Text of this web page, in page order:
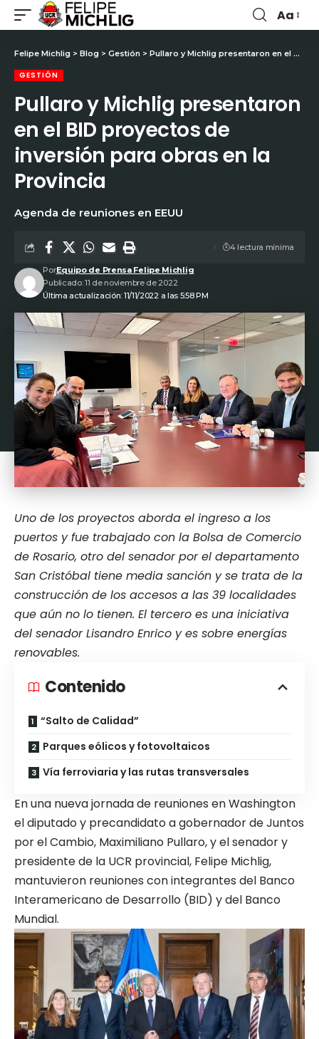
Aa
Felipe Michlig > Blog > Gestión > Pullaro y Michlig presentaron en el BID proyectos de inversión para obras en la Provincia
GESTIÓN
Pullaro y Michlig presentaron
en el BID proyectos de
inversión para obras en la
Provincia
Agenda de reuniones en EEUU
Última actualización: 11/11/2022 a las 5:58 PM
PorEquipo de Prensa Felipe Michlig
Publicado: 11 de noviembre de 2022
4 lectura mínima
Uno de los proyectos aborda el ingreso a los
puertos y fue trabajado con la Bolsa de Comercio
de Rosario, otro del senador por el departamento
San Cristóbal tiene media sanción y se trata de la
construcción de los accesos a las 39 localidades
que aún no lo tienen. El tercero es una iniciativa
del senador Lisandro Enrico y es sobre energías
renovables.
Contenido
“Salto de Calidad”
Parques eólicos y fotovoltaicos
Vía ferroviaria y las rutas transversales
En una nueva jornada de reuniones en Washington
el diputado y precandidato a gobernador de Juntos
por el Cambio, Maximiliano Pullaro, y el senador y
presidente de la UCR provincial, Felipe Michlig,
mantuvieron reuniones con integrantes del Banco
Interamericano de Desarrollo (BID) y del Banco
Mundial.